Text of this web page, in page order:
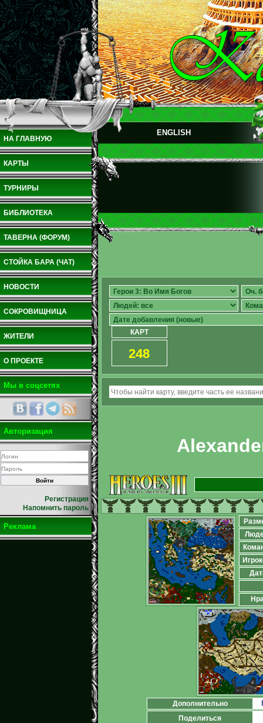
НА ГЛАВНУЮ
КАРТЫ
ТУРНИРЫ
БИБЛИОТЕКА
ТАВЕРНА (ФОРУМ)
СТОЙКА БАРА (ЧАТ)
НОВОСТИ
СОКРОВИЩНИЦА
ЖИТЕЛИ
О ПРОЕКТЕ
Мы в соцсетях
Авторизация
Регистрация
Напомнить пароль
Реклама
ENGLISH
КАРТ
248
Дополнительно
Поделиться